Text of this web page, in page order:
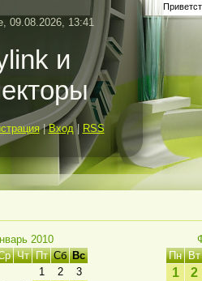
09.08.2026, 13:41
и
|Вход| RSS
2010
Чт Пт Сб Вс
1
2 3
Пн Вт
1 2